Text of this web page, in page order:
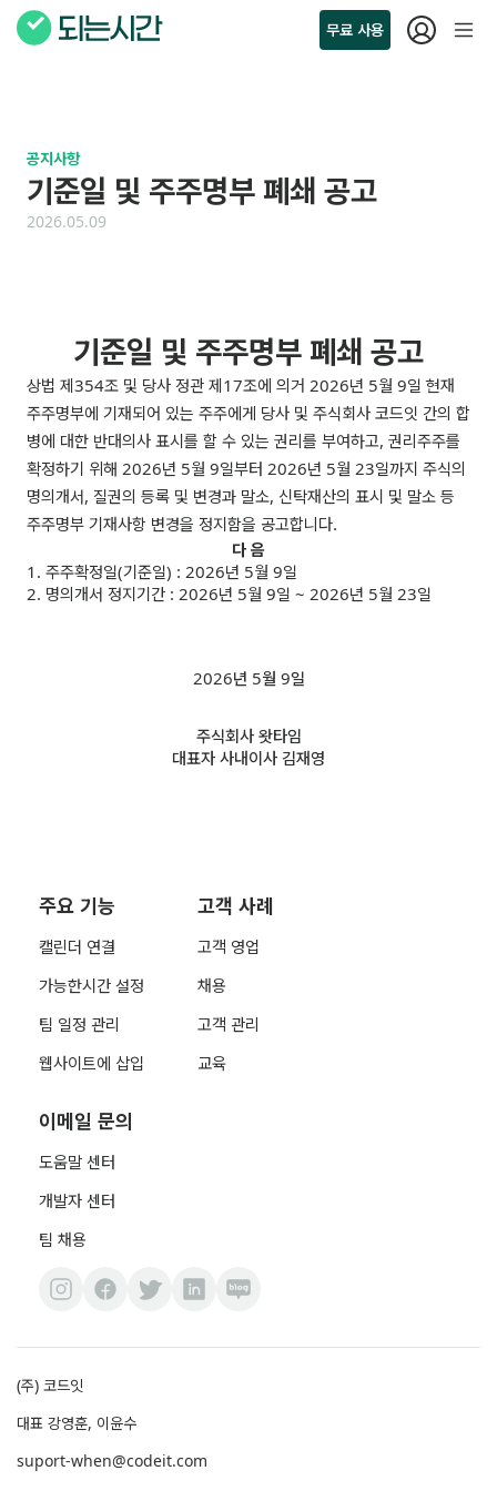
무료 사용
공지사항
기준일 및 주주명부 폐쇄 공고
2026.05.09
기준일 및 주주명부 폐쇄 공고
상법 제354조 및 당사 정관 제17조에 의거 2026년 5월 9일 현재
주주명부에 기재되어 있는 주주에게 당사 및 주식회사 코드잇 간의 합
병에 대한 반대의사 표시를 할 수 있는 권리를 부여하고, 권리주주를
확정하기 위해 2026년 5월 9일부터 2026년 5월 23일까지 주식의
명의개서, 질권의 등록 및 변경과 말소, 신탁재산의 표시 및 말소 등
주주명부 기재사항 변경을 정지함을 공고합니다.
다 음
1. 주주확정일(기준일) : 2026년 5월 9일
2. 명의개서 정지기간 : 2026년 5월 9일 ~ 2026년 5월 23일
2026년 5월 9일
주식회사 왓타임
대표자 사내이사 김재영
주요 기능
캘린더 연결
가능한시간 설정
팀 일정 관리
웹사이트에 삽입
고객 사례
고객 영업
채용
고객 관리
교육
이메일 문의
도움말 센터
개발자 센터
팀 채용
(주) 코드잇
대표 강영훈, 이윤수
suport-when@codeit.com